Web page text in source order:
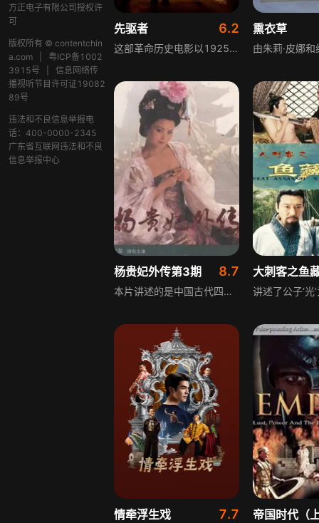
方正电子有限公司授权许
可
版权所有 © contentchin
a.com
粤ICP备1002
3915号
信息网络传
播视听节目许可证19082
89号
违法和不良信息举报电
话：400-0000-2345
广东省互联网违法和不良
信息举报中心
先驱者 6.2
这部革命历史电影以1925年10月的会审公廨为开篇，英租界巡捕长爱化生推卸责任的诡辩、日商纱厂副社长冈野傲慢开脱罪行的声音充斥着大厅，面对博良律师尖锐的质问，两人露出不屑一顾的神情。影片的故事追溯到1921年，淮河水灾爆发，顾正红和同乡顾家全逃难到上海，展现了革命先驱们在动荡年代里的奋斗历程，刻画了他们为了民族独立和人民解放而不懈努力的精神。
熏衣草
杨贵妃外传第3期 8.7
本片讲述的是中国古代四大美女之一杨贵妃的秘密后宫史，杨贵妃得唐玄宗宠幸被封为贵妃，然而后宫之中贵妃众多，虽被封为贵妃却时常见不到皇上，因此也有心灵空虚的时候。为了打发时间，杨贵妃随后宫琴师学琴，琴师的才华深深的吸引着她，然而她努力的克制着自己。但因时常见不到皇上无法忍受心灵的空虚，在一次学艺之时，她终于控制不住自己和琴师……
大刺客之鱼
情牵浮生戏 7.7 帝国时代（